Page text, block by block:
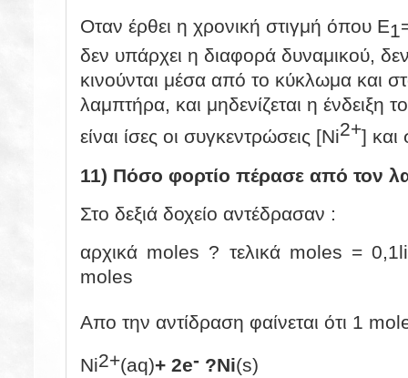
Οταν έρθει η χρονική στιγμή όπου Ε1
δεν υπάρχει η διαφορά δυναμικού,
κινούνται μέσα από το κύκλωμα και
λαμπτήρα, και μηδενίζεται η ένδειξη
είναι ίσες οι συγκεντρώσεις [Ni2+] και
11) Πόσο φορτίο πέρασε από τον
Στο δεξιά δοχείο αντέδρασαν :
αρχικά moles ? τελικά moles =
moles
Απο την αντίδραση φαίνεται ότι 1
Ni2+(aq)+ 2e- ?Ni(s)